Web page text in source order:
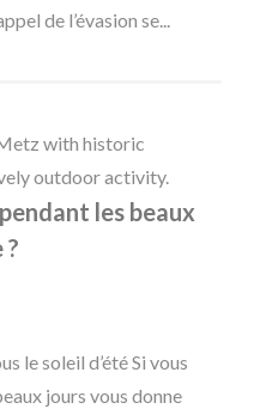
de l’évasion se...
les beaux
le soleil d’été Si vous
jours vous donne